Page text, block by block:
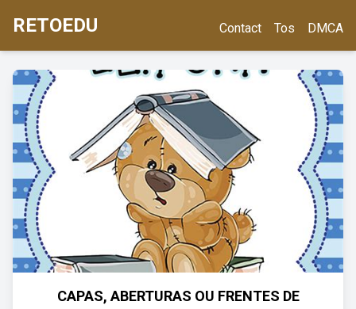
RETOEDU Contact Tos DMCA
CAPAS, ABERTURAS OU FRENTES DE